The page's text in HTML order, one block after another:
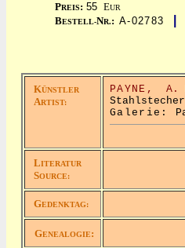
PREIS: 55 EUR
BESTELL-NR.: A-02783
KÜNSTLER
ARTIST:
PAYNE,
A.
Galerie:
LITERATUR
SOURCE:
GEDENKTAG:
GENEALOGIE: